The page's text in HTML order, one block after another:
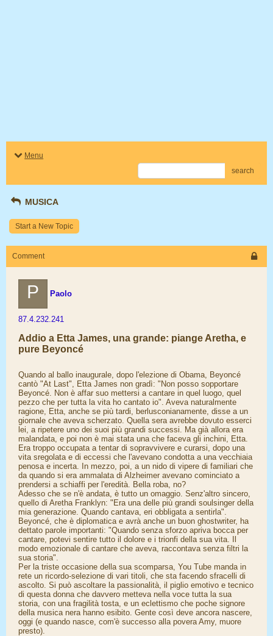
Menu
search
MUSICA
Start a New Topic
Comment
P Paolo
87.4.232.241
Addio a Etta James, una grande: piange Aretha, e
pure Beyoncé
Quando al ballo inaugurale, dopo l'elezione di Obama, Beyoncé
cantò "At Last", Etta James non gradì: "Non posso sopportare
Beyoncé. Non è affar suo mettersi a cantare in quel luogo, quel
pezzo che per tutta la vita ho cantato io". Aveva naturalmente
ragione, Etta, anche se più tardi, berlusconianamente, disse a un
giornale che aveva scherzato. Quella sera avrebbe dovuto esserci
lei, a ripetere uno dei suoi più grandi successi. Ma già allora era
malandata, e poi non è mai stata una che faceva gli inchini, Etta.
Era troppo occupata a tentar di sopravvivere e curarsi, dopo una
vita sregolata e di eccessi che l'avevano condotta a una vecchiaia
penosa e incerta. In mezzo, poi, a un nido di vipere di familiari che
da quando si era ammalata di Alzheimer avevano cominciato a
prendersi a schiaffi per l'eredità. Bella roba, no?
Adesso che se n'è andata, è tutto un omaggio. Senz'altro sincero,
quello di Aretha Franklyn: "Era una delle più grandi soulsinger della
mia generazione. Quando cantava, eri obbligata a sentirla".
Beyoncé, che è diplomatica e avrà anche un buon ghostwriter, ha
dettato parole importanti: "Quando senza sforzo apriva bocca per
cantare, potevi sentire tutto il dolore e i trionfi della sua vita. Il
modo emozionale di cantare che aveva, raccontava senza filtri la
sua storia".
Per la triste occasione della sua scomparsa, You Tube manda in
rete un ricordo-selezione di vari titoli, che sta facendo sfracelli di
ascolto. Si può ascoltare la passionalità, il piglio emotivo e tecnico
di questa donna che davvero metteva nella voce tutta la sua
storia, con una fragilità tosta, e un eclettismo che poche signore
della musica nera hanno esibito. Gente così deve ancora nascere,
oggi (e quando nasce, com'è successo alla povera Amy, muore
presto).